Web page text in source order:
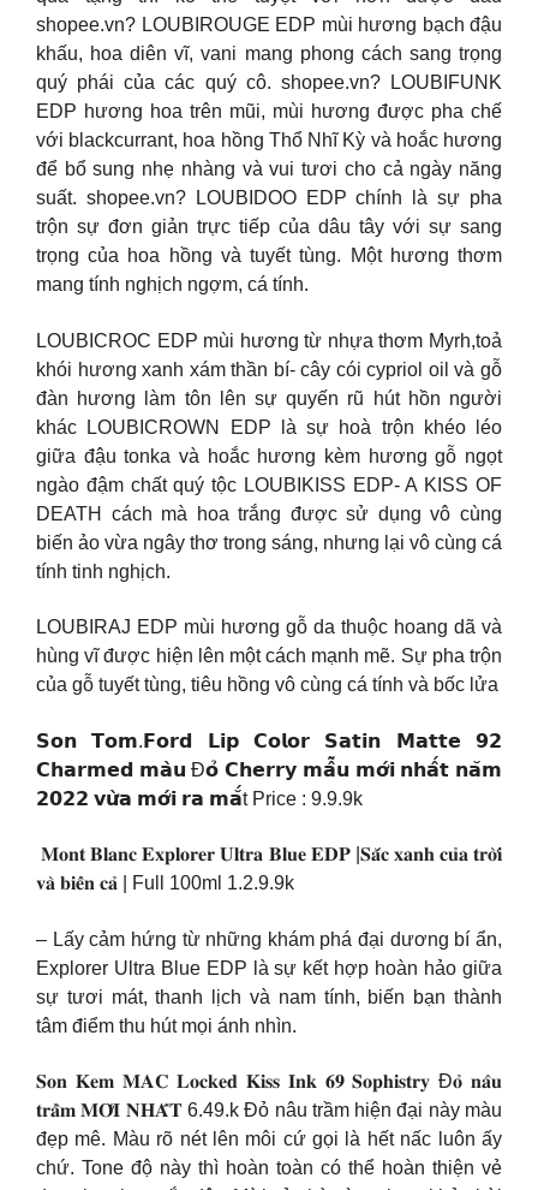
shopee.vn? LOUBIROUGE EDP mùi hương bạch đậu
khấu, hoa diên vĩ, vani mang phong cách sang trọng
quý phái của các quý cô. shopee.vn? LOUBIFUNK
EDP hương hoa trên mũi, mùi hương được pha chế
với blackcurrant, hoa hồng Thổ Nhĩ Kỳ và hoắc hương
để bổ sung nhẹ nhàng và vui tươi cho cả ngày năng
suất. shopee.vn? LOUBIDOO EDP chính là sự pha
trộn sự đơn giản trực tiếp của dâu tây với sự sang
trọng của hoa hồng và tuyết tùng. Một hương thơm
mang tính nghịch ngợm, cá tính.
LOUBICROC EDP mùi hương từ nhựa thơm Myrh,toả
khói hương xanh xám thần bí- cây cói cypriol oil và gỗ
đàn hương làm tôn lên sự quyến rũ hút hồn người
khác LOUBICROWN EDP là sự hoà trộn khéo léo
giữa đậu tonka và hoắc hương kèm hương gỗ ngọt
ngào đậm chất quý tộc LOUBIKISS EDP- A KISS OF
DEATH cách mà hoa trắng được sử dụng vô cùng
biến ảo vừa ngây thơ trong sáng, nhưng lại vô cùng cá
tính tinh nghịch.
LOUBIRAJ EDP mùi hương gỗ da thuộc hoang dã và
hùng vĩ được hiện lên một cách mạnh mẽ. Sự pha trộn
của gỗ tuyết tùng, tiêu hồng vô cùng cá tính và bốc lửa
𝗦𝗼𝗻 𝗧𝗼𝗺.𝗙𝗼𝗿𝗱 𝗟𝗶𝗽 𝗖𝗼𝗹𝗼𝗿 𝗦𝗮𝘁𝗶𝗻 𝗠𝗮𝘁𝘁𝗲 𝟵𝟮
𝗖𝗵𝗮𝗿𝗺𝗲𝗱 𝗺𝗮̀𝘂 Đ𝗼̉ 𝗖𝗵𝗲𝗿𝗿𝘆 𝗺𝗮̂̃𝘂 𝗺𝗼̛́𝗶 𝗻𝗵𝗮̂́𝘁 𝗻𝗮̆𝗺
𝟮𝟬𝟮𝟮 𝘃𝘂̛̀𝗮 𝗺𝗼̛́𝗶 𝗿𝗮 𝗺𝗮̆́t Price : 9.9.9k
𝐌𝐨𝐧𝐭 𝐁𝐥𝐚𝐧𝐜 𝐄𝐱𝐩𝐥𝐨𝐫𝐞𝐫 𝐔𝐥𝐭𝐫𝐚 𝐁𝐥𝐮𝐞 𝐄𝐃𝐏 |𝐒𝐚̆́𝐜 𝐱𝐚𝐧𝐡 𝐜𝐮̉𝐚 𝐭𝐫𝐨̛̀𝐢
𝐯𝐚̀ 𝐛𝐢𝐞̂̉𝐧 𝐜𝐚̉ | Full 100ml 1.2.9.9k
– Lấy cảm hứng từ những khám phá đại dương bí ẩn,
Explorer Ultra Blue EDP là sự kết hợp hoàn hảo giữa
sự tươi mát, thanh lịch và nam tính, biến bạn thành
tâm điểm thu hút mọi ánh nhìn.
𝐒𝐨𝐧 𝐊𝐞𝐦 𝐌𝐀𝐂 𝐋𝐨𝐜𝐤𝐞𝐝 𝐊𝐢𝐬𝐬 𝐈𝐧𝐤 𝟔𝟗 𝐒𝐨𝐩𝐡𝐢𝐬𝐭𝐫𝐲 Đ𝐨̉ 𝐧𝐚̂𝐮
𝐭𝐫𝐚̂̀𝐦 𝐌𝐎̛́𝐈 𝐍𝐇𝐀̂́𝐓 6.49.k Đỏ nâu trầm hiện đại này màu
đẹp mê. Màu rõ nét lên môi cứ gọi là hết nấc luôn ấy
chứ. Tone độ này thì hoàn toàn có thể hoàn thiện vẻ